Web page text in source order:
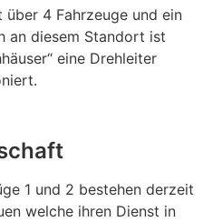
4 Fahrzeuge und ein
an diesem Standort ist
eine Drehleiter
1 und 2 bestehen derzeit
welche ihren Dienst in